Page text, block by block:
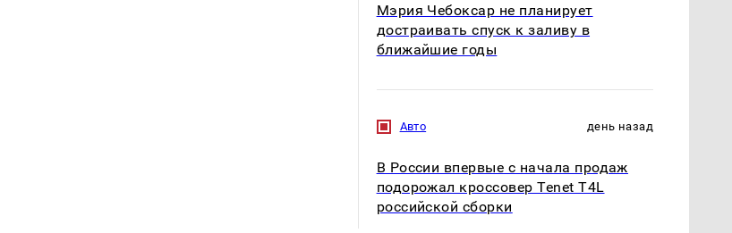
Мэрия Чебоксар не планирует
достраивать спуск к заливу в
ближайшие годы
Авто день назад
В России впервые с начала продаж
подорожал кроссовер Tenet T4L
российской сборки